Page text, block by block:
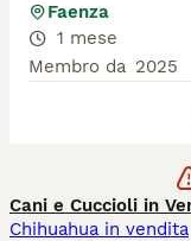
Faenza
1 mese
Membro da 2025
Cani e Cuccioli in
Chihuahua in vendita